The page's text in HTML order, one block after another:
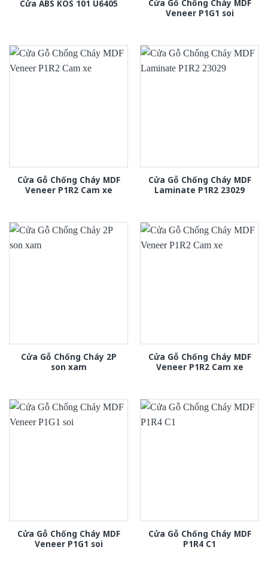
Cửa ABS KOS 101 U6405
Cửa Gỗ Chống Cháy MDF
Veneer P1G1 soi
Cửa Gỗ Chống Cháy MDF
Veneer P1R2 Cam xe
Cửa Gỗ Chống Cháy MDF
Laminate P1R2 23029
Cửa Gỗ Chống Cháy 2P
son xam
Cửa Gỗ Chống Cháy MDF
Veneer P1R2 Cam xe
Cửa Gỗ Chống Cháy MDF
Veneer P1G1 soi
Cửa Gỗ Chống Cháy MDF
P1R4 C1